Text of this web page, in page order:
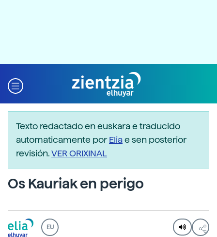
Texto redactado en euskara e traducido
automaticamente porEliae sen posterior
revisión.VER ORIXINAL
Os Kauriak en perigo
EU